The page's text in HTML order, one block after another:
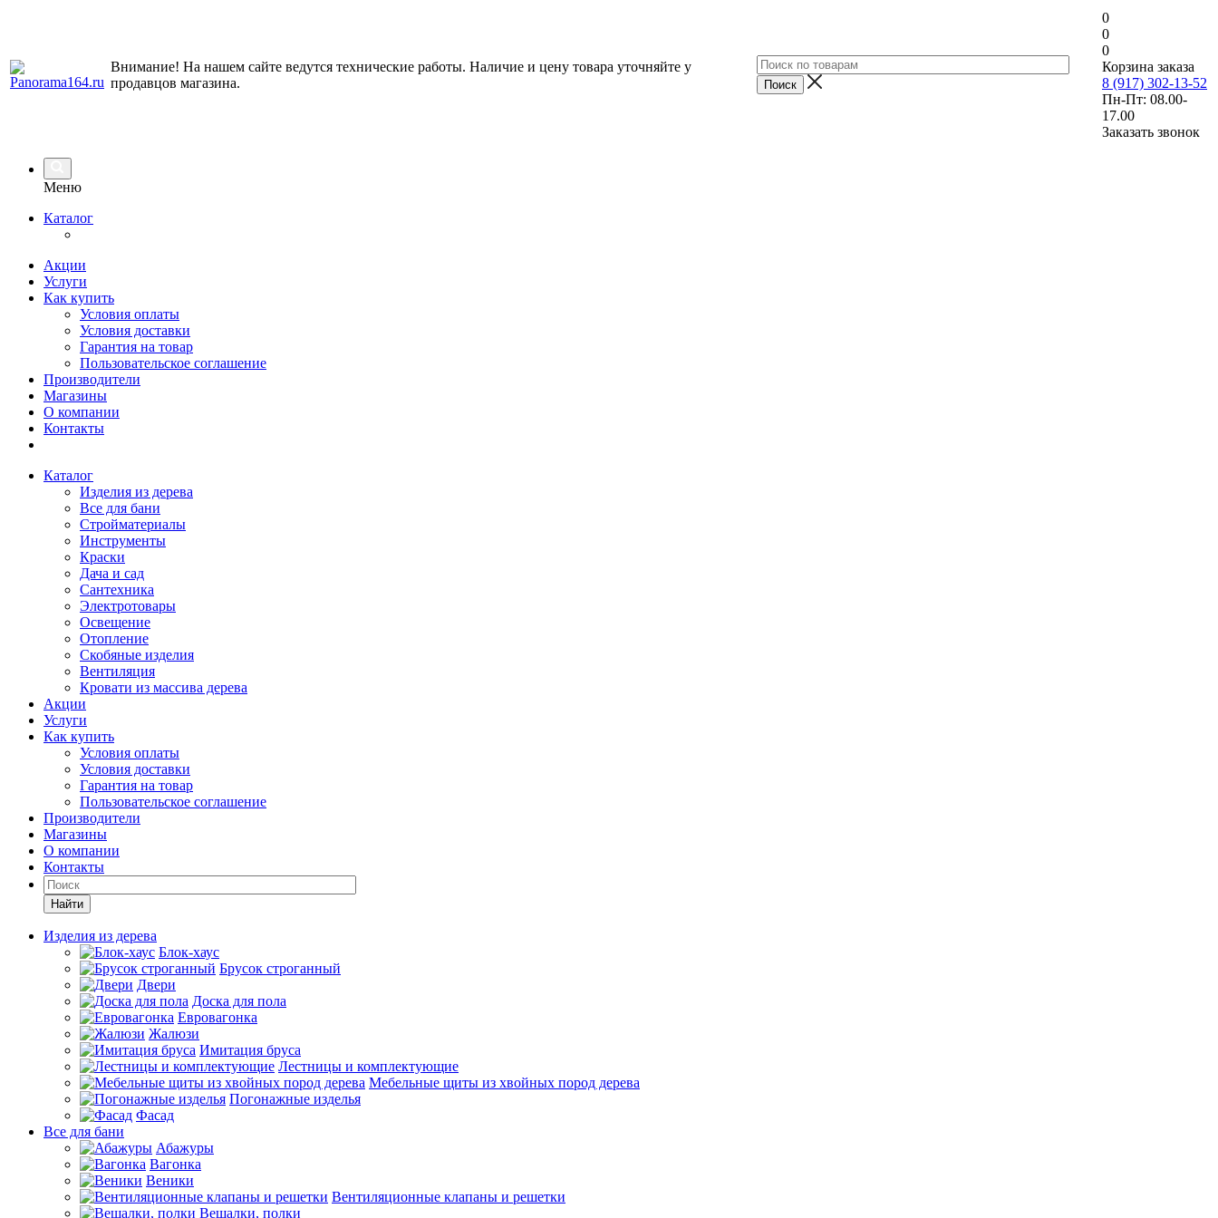
Внимание! На нашем сайте ведутся технические работы. Наличие и цену товара уточняйте у
продавцов магазина.
0
0
0
Корзина заказа
8 (917) 302-13-52
Пн-Пт: 08.00-
17.00
Заказать звонок
Меню
Каталог
Акции
Услуги
Как купить
Условия оплаты
Условия доставки
Гарантия на товар
Пользовательское соглашение
Производители
Магазины
О компании
Контакты
Каталог
Изделия из дерева
Все для бани
Стройматериалы
Инструменты
Краски
Дача и сад
Сантехника
Электротовары
Освещение
Отопление
Скобяные изделия
Вентиляция
Кровати из массива дерева
Акции
Услуги
Как купить
Условия оплаты
Условия доставки
Гарантия на товар
Пользовательское соглашение
Производители
Магазины
О компании
Контакты
Найти
Изделия из дерева
Блок-хаус
Брусок строганный
Двери
Доска для пола
Евровагонка
Жалюзи
Имитация бруса
Лестницы и комплектующие
Мебельные щиты из хвойных пород дерева
Погонажные изделья
Фасад
Все для бани
Абажуры
Вагонка
Веники
Вентиляционные клапаны и решетки
Вешалки, полки